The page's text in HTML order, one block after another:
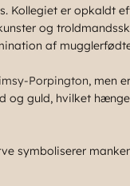
Kollegiet er opkaldt
og
af
Porpington, men
og guld, hvilket
symboliserer